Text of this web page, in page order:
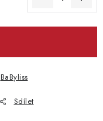
BaByliss
Sdílet